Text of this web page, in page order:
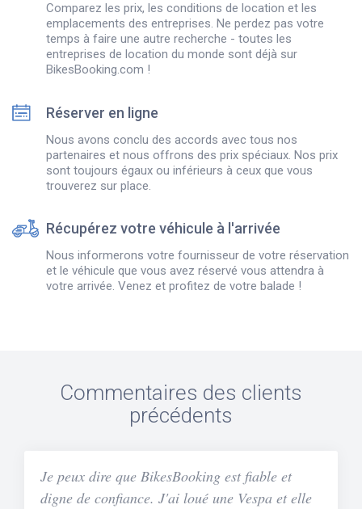
Comparez les prix, les conditions de location et les
emplacements des entreprises. Ne perdez pas votre
temps à faire une autre recherche - toutes les
entreprises de location du monde sont déjà sur
BikesBooking.com !
Réserver en ligne
Nous avons conclu des accords avec tous nos
partenaires et nous offrons des prix spéciaux. Nos prix
sont toujours égaux ou inférieurs à ceux que vous
trouverez sur place.
Récupérez votre véhicule à l'arrivée
Nous informerons votre fournisseur de votre réservation
et le véhicule que vous avez réservé vous attendra à
votre arrivée. Venez et profitez de votre balade !
Commentaires des clients
précédents
Je peux dire que BikesBooking est fiable et
digne de confiance. J'ai loué une Vespa et elle